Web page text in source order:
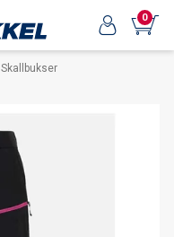
0
Skallbukser